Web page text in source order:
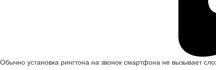
Обычно установка рингтона на звонок смартфона не вызывает